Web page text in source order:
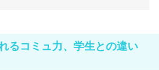
るコミュ力、学生との違い